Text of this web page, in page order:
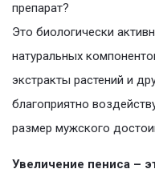
препарат?
Это биологически
натуральных
экстракты растений и
благоприятно
размер мужского
Увеличение пениса –